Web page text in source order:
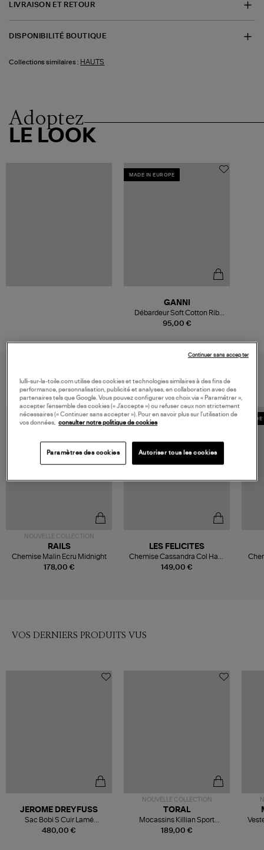
LIVRAISON ET RETOUR
DISPONIBILITÉ BOUTIQUE
Collections similaires : HAUTS
Adoptez
LE LOOK
MADE IN EUROPE
95,00 €
GANNI
Débardeur Soft Cotton Rib
Bright White
NOUVELLE COLLECTION
178,00 €
RAILS
Chemise Malin Ecru Midnight
MADE IN EUROPE
149,00 €
LES FELICITES
Chemise Cassandra Col Haut
Blanc
VOS DERNIERS PRODUITS VUS
480,00 €
JEROME DREYFUSS
Sac Bobi S Cuir Lamé
Champagne
NOUVELLE COLLECTION
189,00 €
TORAL
Mocassins Killian Sport
Mousse
lulli-sur-la-toile.com utilise des cookies et technologies similaires à des fins de
performance, personnalisation, publicité et analyses, en collaboration avec des
partenaires tels que Google. Vous pouvez configurer vos choix via « Paramétrer »,
accepter l’ensemble des cookies (« J’accepte ») ou refuser ceux non strictement
nécessaires (« Continuer sans accepter »). Pour en savoir plus sur l’utilisation de
vos données,
consulter notre politique de cookies
Paramètres des cookies Autoriser tous les cookies
Continuer sans accepter